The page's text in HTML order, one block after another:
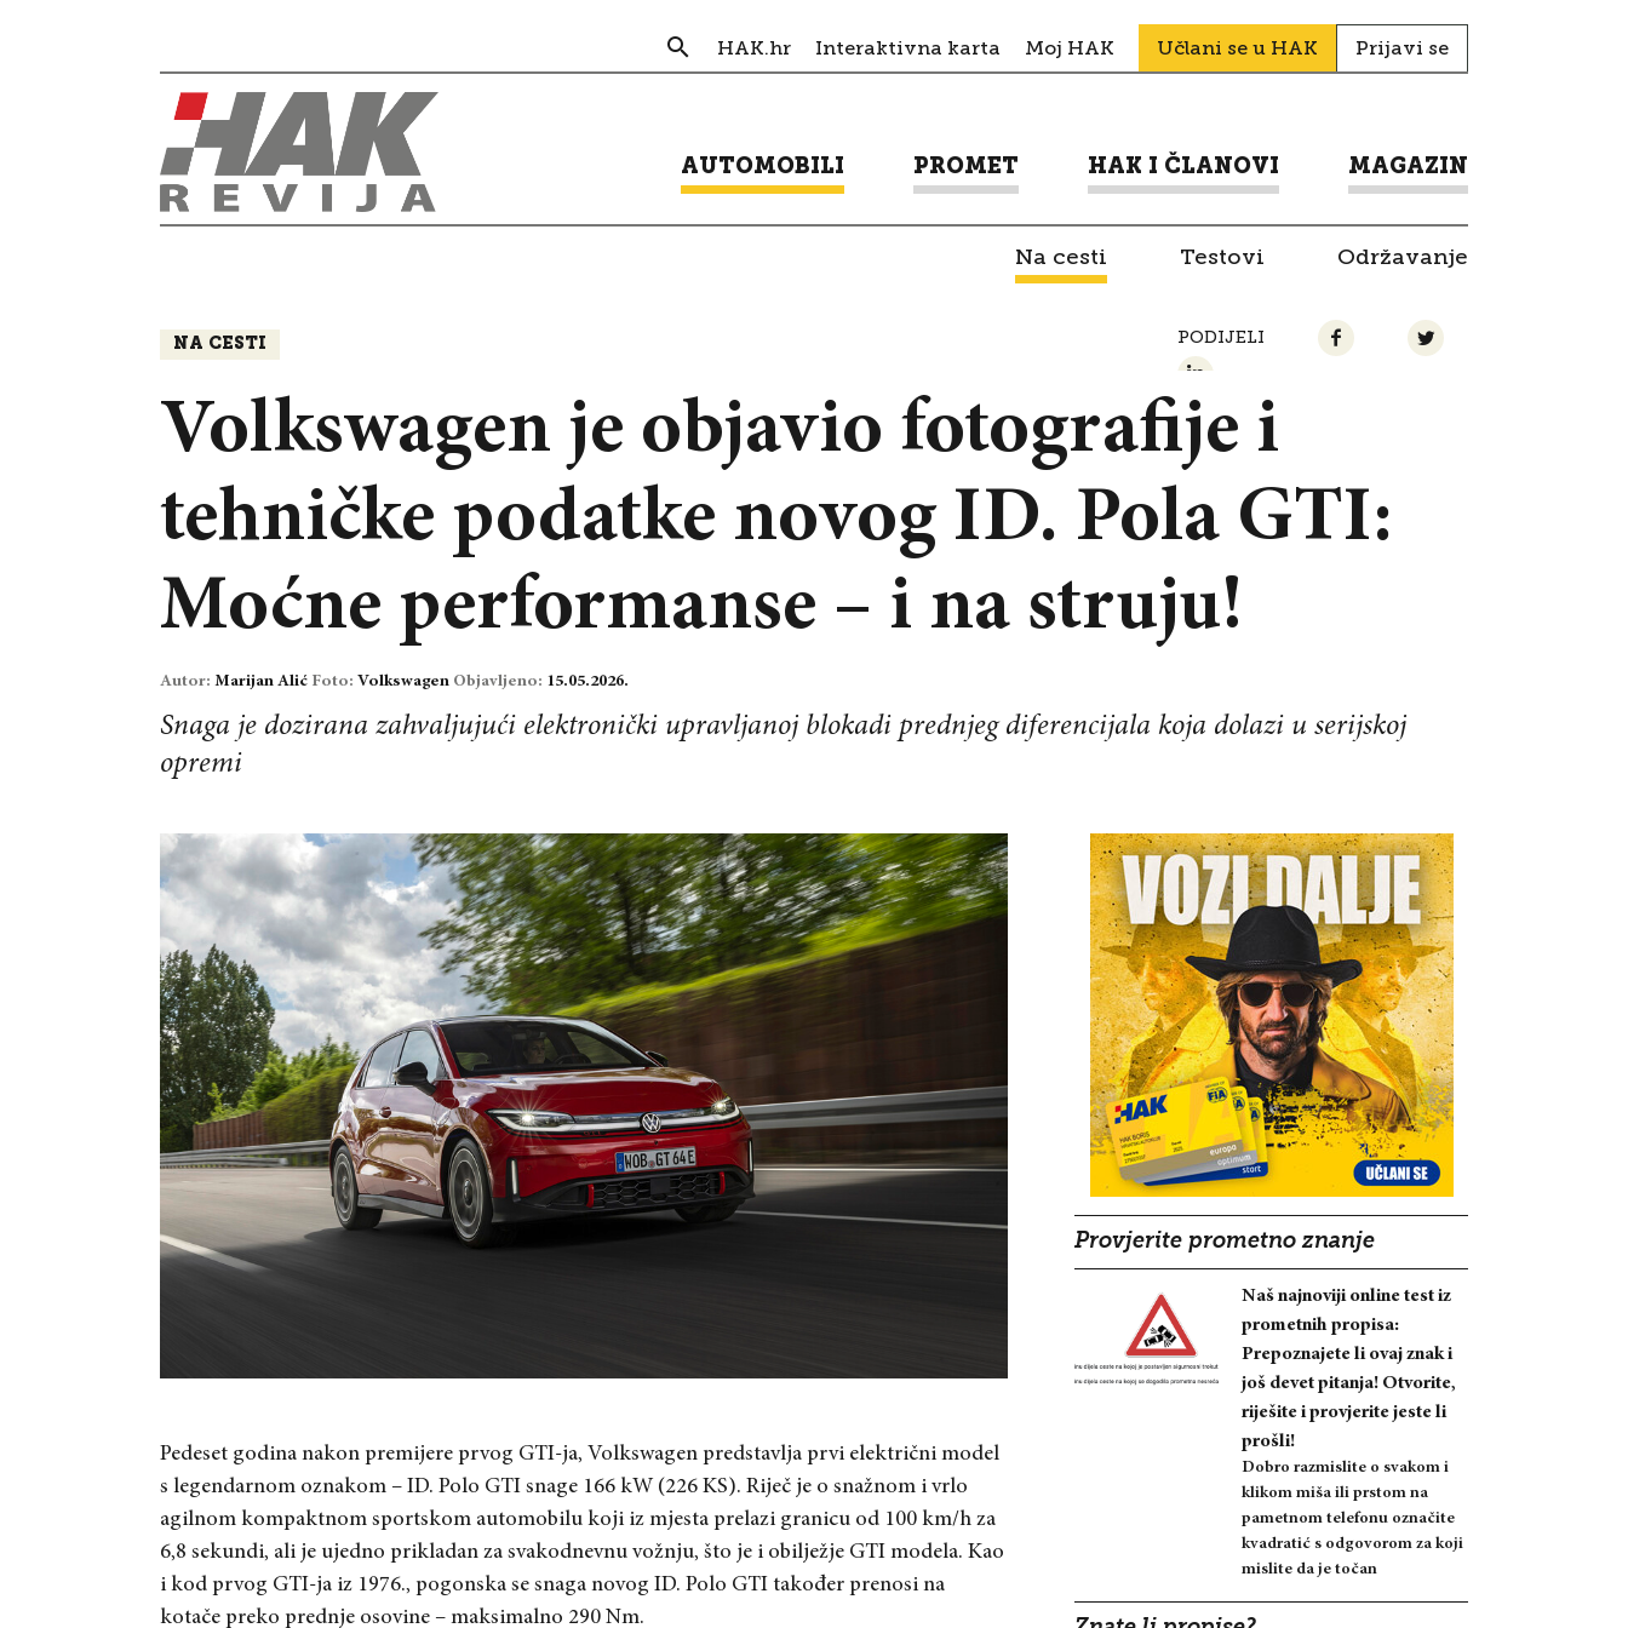
HAK.hr Interaktivna karta Moj HAK Učlani se u HAK Prijavi se
AUTOMOBILI PROMET HAK I ČLANOVI MAGAZIN
Na cesti Testovi Održavanje
NA CESTI PODIJELI
Volkswagen je objavio fotografije i
tehničke podatke novog ID. Pola GTI:
Moćne performanse – i na struju!
Autor: Marijan Alić Foto: Volkswagen Objavljeno: 15.05.2026.
Snaga je dozirana zahvaljujući elektronički upravljanoj blokadi prednjeg diferencijala koja dolazi u serijskoj
opremi
Pedeset godina nakon premijere prvog GTI-ja, Volkswagen predstavlja prvi električni model
s legendarnom oznakom – ID. Polo GTI snage 166 kW (226 KS). Riječ je o snažnom i vrlo
agilnom kompaktnom sportskom automobilu koji iz mjesta prelazi granicu od 100 km/h za
6,8 sekundi, ali je ujedno prikladan za svakodnevnu vožnju, što je i obilježje GTI modela. Kao
i kod prvog GTI-ja iz 1976., pogonska se snaga novog ID. Polo GTI također prenosi na
kotače preko prednje osovine – maksimalno 290 Nm.
Provjerite prometno znanje
Naš najnoviji online test iz
prometnih propisa:
Prepoznajete li ovaj znak i
još devet pitanja! Otvorite,
riješite i provjerite jeste li
prošli!
Dobro razmislite o svakom i
klikom miša ili prstom na
pametnom telefonu označite
kvadratić s odgovorom za koji
mislite da je točan